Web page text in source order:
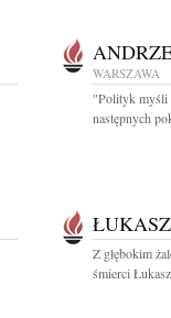
WARSZAWA
"Polityk myśli
następnych
Z głębokim
śmierci